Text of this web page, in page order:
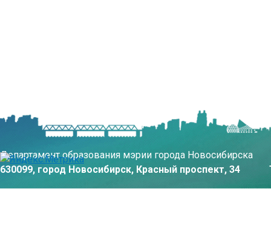
Департамент образования мэрии города Новосибирска
630099, город Новосибирск, Красный проспект, 34